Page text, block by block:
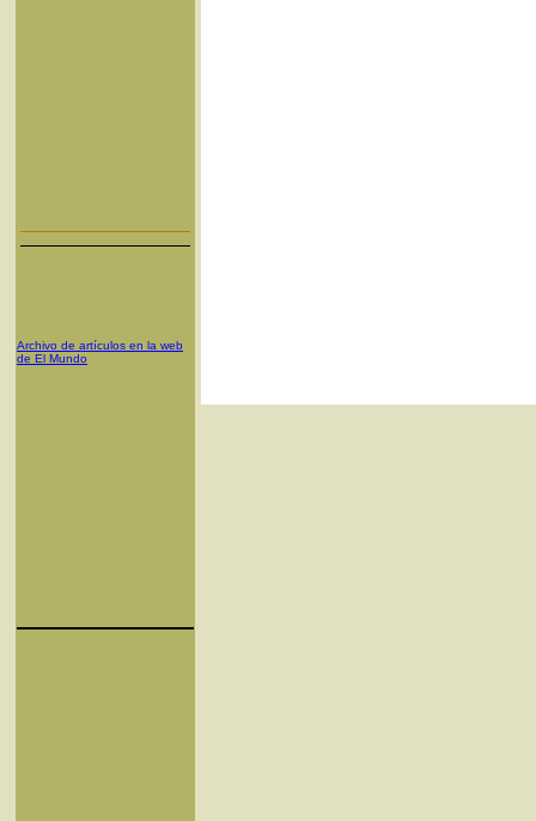
Archivo de artículos en la web
de El Mundo